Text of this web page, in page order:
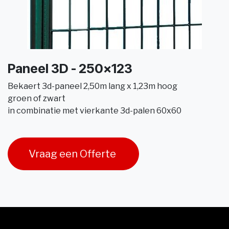
Paneel 3D - 250x123
Bekaert 3d-paneel 2,50m lang x 1,23m hoog
groen of zwart
in combinatie met vierkante 3d-palen 60x60
Vraag een Offerte